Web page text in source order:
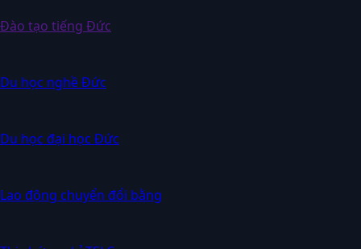
Đào tạo tiếng Đức
Du học nghề Đức
Du học đại học Đức
Lao động chuyển đổi bằng